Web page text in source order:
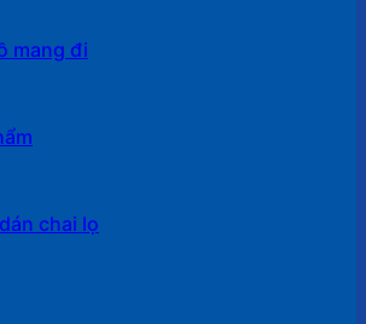
mang đi
chai lọ